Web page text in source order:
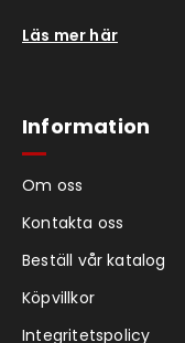
Läs mer här
Information
Om oss
Kontakta oss
Beställ vår katalog
Köpvillkor
Integritetspolicy